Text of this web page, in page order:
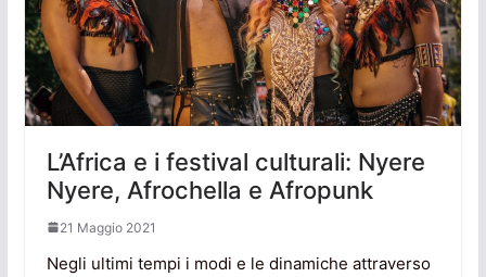
L’Africa e i festival culturali: Nyere
Nyere, Afrochella e Afropunk
21 Maggio 2021
Negli ultimi tempi i modi e le dinamiche attraverso